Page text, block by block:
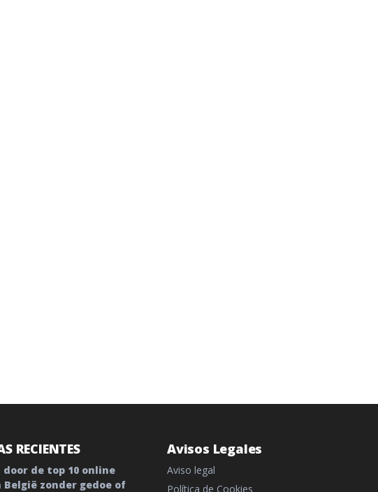
RECIENTES
door de top 10 online
België zonder gedoe of
Avisos Legales
Aviso legal
Política de Cookies